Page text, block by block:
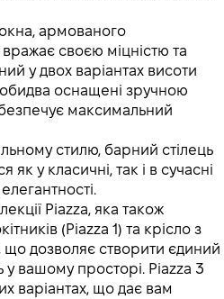
армованого
своєю міцністю та
у двох варіантах висоти
оснащені зручною
максимальний
стилю, барний стілець
як у класичні, так і в сучасні
Piazza, яка також
(Piazza 1) та крісло з
що дозволяє створити єдиний
вашому просторі. Piazza 3
варіантах, що дає вам